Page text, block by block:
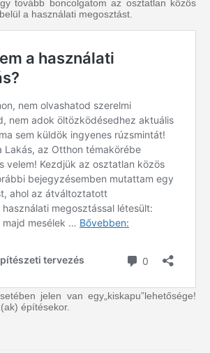
tovább boncolgatom az osztatlan közös
a használati megosztást.
jelen van egy„kiskapu”lehetősége!
építésekor.